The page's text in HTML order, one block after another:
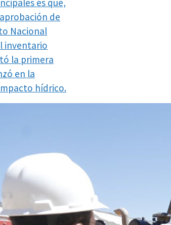
es que,
de
Nacional
inventario
la primera
en la
hídrico.